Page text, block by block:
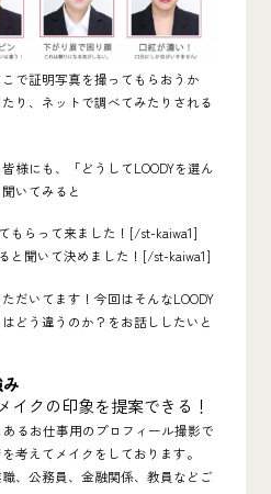
で証明写真を撮ってもらおうか
り、ネットで調べてみたりされる
様にも、「どうしてLOODYを選ん
いてみると
もらって来ました！[/st-kaiwa1]
と聞いて決めました！[/st-kaiwa1]
だいてます！今回はそんなLOODY
どう違うのか？をお話ししたいと
イクの印象を提案できる！
るお仕事用のプロフィール撮影で
考えてメイクをしております。
、公務員、金融関係、教員などご